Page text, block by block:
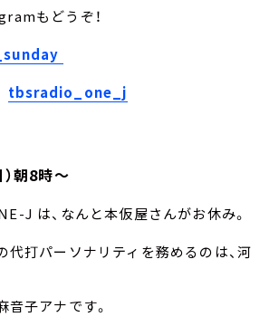
もどうぞ！
tbsradio_one_j
朝8時～
J は、なんと本仮屋さんがお休み。
代打パーソナリティを務めるのは、河
子アナです。